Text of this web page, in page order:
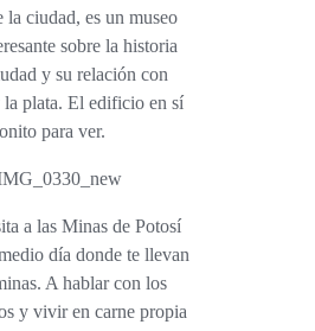
la ciudad, es un museo
sobre la historia
y su relación con
la plata. El edificio en sí
para ver.
a las Minas de Potosí
día donde te llevan
A hablar con los
y vivir en carne propia